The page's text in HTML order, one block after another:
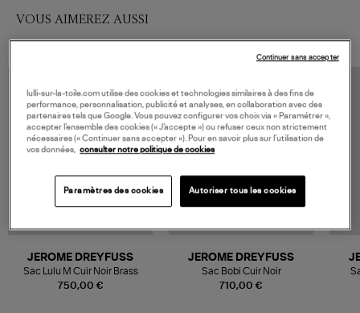
VOUS AIMEREZ AUSSI
750,00 €
JEROME DREYFUSS
Sac Lulu M Cuir Noir Brass
710,00 €
JEROME DREYFUSS
Sac Bobi Cuir Noir
lulli-sur-la-toile.com utilise des cookies et technologies similaires à des fins de
performance, personnalisation, publicité et analyses, en collaboration avec des
partenaires tels que Google. Vous pouvez configurer vos choix via « Paramétrer »,
accepter l’ensemble des cookies (« J’accepte ») ou refuser ceux non strictement
nécessaires (« Continuer sans accepter »). Pour en savoir plus sur l’utilisation de
vos données, consulter notre politique de cookies
Paramètres des cookies Autoriser tous les cookies
Continuer sans accepter